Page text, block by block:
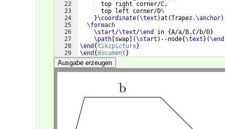
22
23
24
25
26
27
28
29
  top right corner/C,
  top left corner/D
%
}\coordinate(\text )at (Trapez.\anchor)
\foreach
\start/\text/\end in {A/a/B,C/b/D}
\path swap (\start ) --node{\text } (\end
\end {tikzpicture}
\end {document }
Ausgabe erzeugen